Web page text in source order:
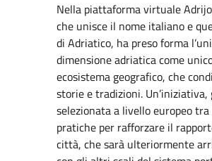
Nella piattaforma virtuale
che unisce il nome italiano e
di Adriatico, ha preso forma
dimensione adriatica come
ecosistema geografico, che
storie e tradizioni. Un’iniziativa,
selezionata a livello europeo
pratiche per rafforzare il
città, che sarà ulteriormente